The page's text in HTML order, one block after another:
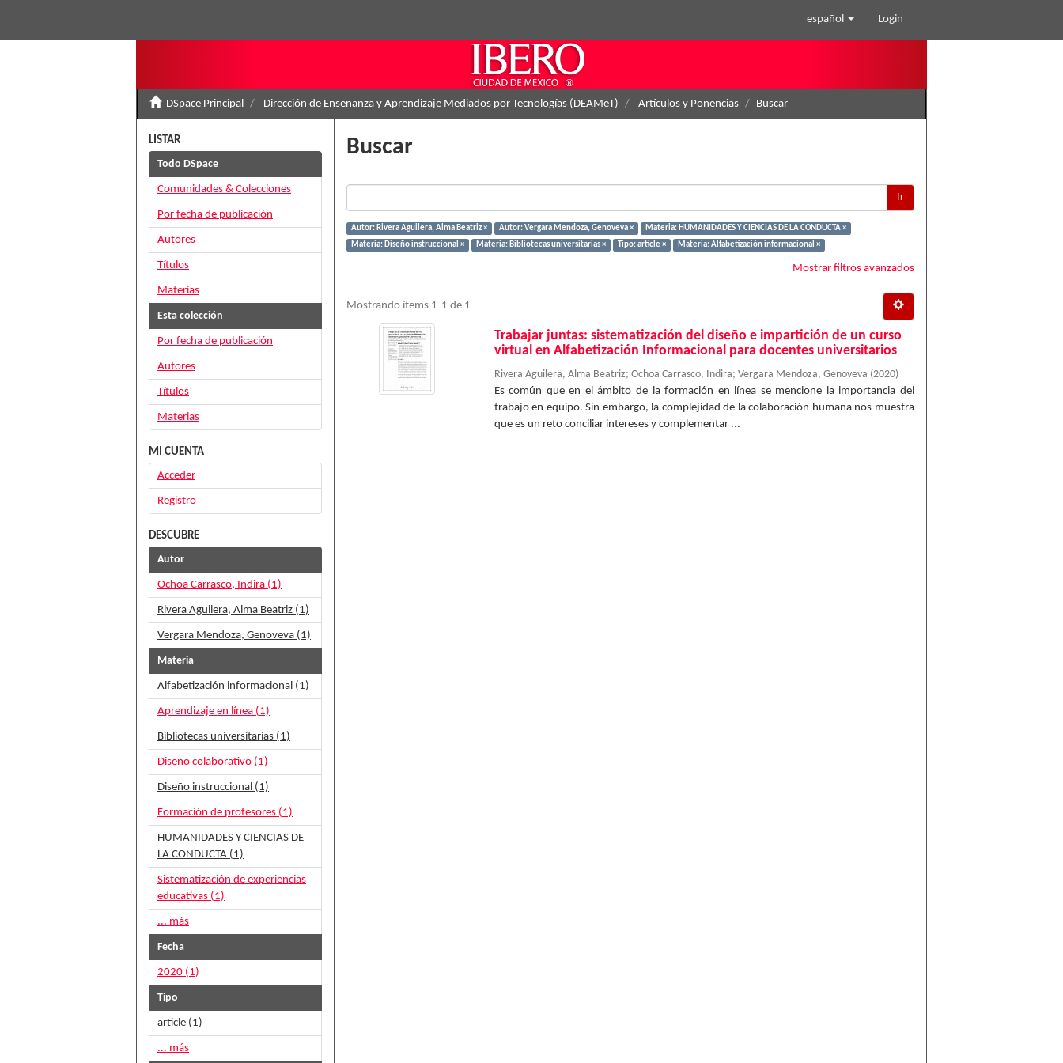
español Login
DSpace Principal Dirección de Enseñanza y Aprendizaje Mediados por Tecnologías (DEAMeT) Artículos y Ponencias Buscar
Buscar
Ir
Autor: Rivera Aguilera, Alma Beatriz × Autor: Vergara Mendoza, Genoveva ×
Materia: HUMANIDADES Y CIENCIAS DE LA CONDUCTA ×
Materia: Diseño instruccional ×
Materia: Bibliotecas universitarias × Tipo: article × Materia: Alfabetización informacional ×
Mostrar filtros avanzados
Mostrando ítems 1-1 de 1
Trabajar juntas: sistematización del diseño e impartición de un curso
virtual en Alfabetización Informacional para docentes universitarios
Rivera Aguilera, Alma Beatriz; Ochoa Carrasco, Indira; Vergara Mendoza, Genoveva (2020)
Es común que en el ámbito de la formación en línea se mencione la importancia del
trabajo en equipo. Sin embargo, la complejidad de la colaboración humana nos muestra
que es un reto conciliar intereses y complementar ...
LISTAR
Todo DSpace
Comunidades & Colecciones
Por fecha de publicación
Autores
Títulos
Materias
Esta colección
Por fecha de publicación
Autores
Títulos
Materias
MI CUENTA
Acceder
Registro
DESCUBRE
Autor
Ochoa Carrasco, Indira (1)
Rivera Aguilera, Alma Beatriz (1)
Vergara Mendoza, Genoveva (1)
Materia
Alfabetización informacional (1)
Aprendizaje en línea (1)
Bibliotecas universitarias (1)
Diseño colaborativo (1)
Diseño instruccional (1)
Formación de profesores (1)
HUMANIDADES Y CIENCIAS DE
LA CONDUCTA (1)
Sistematización de experiencias
educativas (1)
... más
Fecha
2020 (1)
Tipo
article (1)
... más